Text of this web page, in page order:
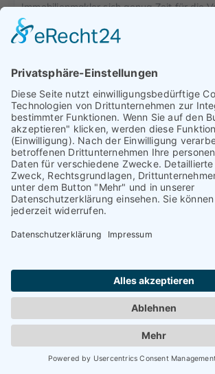
Immobilienmakler sich genug Zeit für die
ihrer aufwendig sanierten Immobilien
Arbeit so wertschätzt wie sie selbst.
zielgerichtete Immobilienbewertung den
Immobilie im sanierten Zustand für Fabian
ermittelt. Im Nachgang wurde durch Home
Immobilie in Szene gesetzt und nach
Besichtigungen und Verhandlungen über
Verkaufspreiserwartung verkauft. Ganz
und Bauchschmerz für Jasmin und Fabian.
16%
14
Tage